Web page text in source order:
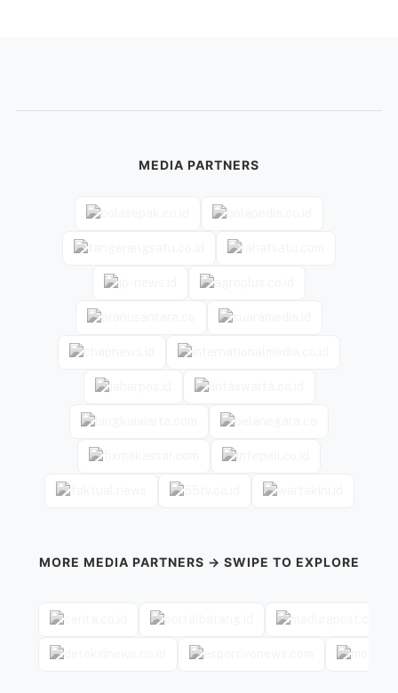
MEDIA PARTNERS
MORE MEDIA PARTNERS → SWIPE TO EXPLORE